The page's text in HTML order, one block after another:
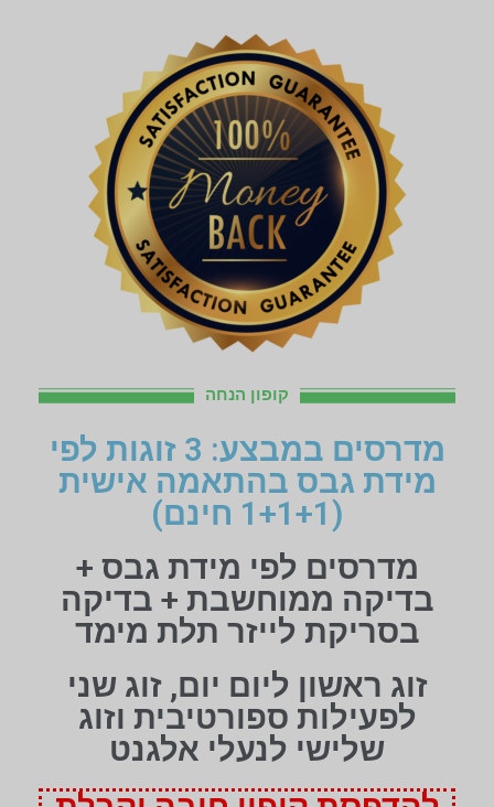
קופון הנחה
מדרסים במבצע: 3 זוגות לפי
מידת גבס בהתאמה אישית
(1+1+1 חינם)
מדרסים לפי מידת גבס +
בדיקה ממוחשבת + בדיקה
בסריקת לייזר תלת מימד
זוג ראשון ליום יום, זוג שני
לפעילות ספורטיבית וזוג
שלישי לנעלי אלגנט